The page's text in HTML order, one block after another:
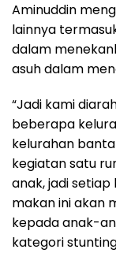
Aminuddin
lainnya
dalam
asuh dalam
“Jadi kami
beberapa
kelurahan
kegiatan satu
anak, jadi
makan ini akan
kepada anak-
kategori